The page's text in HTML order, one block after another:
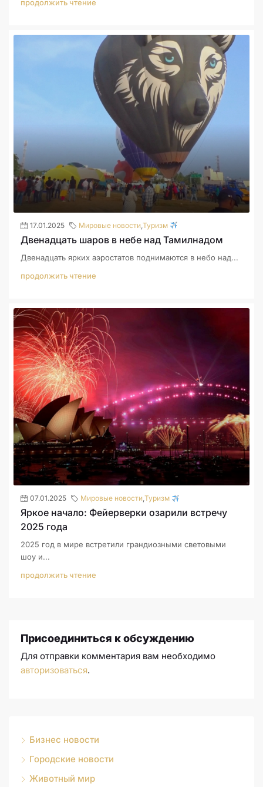
продолжить чтение
17.01.2025 Мировые новости Туризм
Двенадцать шаров в небе над Тамилнадом
Двенадцать ярких аэростатов поднимаются в небо над...
продолжить чтение
07.01.2025 Мировые новости,Туризм
Яркое начало: Фейерверки озарили встречу
2025 года
2025 год в мире встретили грандиозными световыми
шоу и...
продолжить чтение
Присоединиться к обсуждению
Для отправки комментария вам необходимо
авторизоваться.
Бизнес новости
Городские новости
Животный мир